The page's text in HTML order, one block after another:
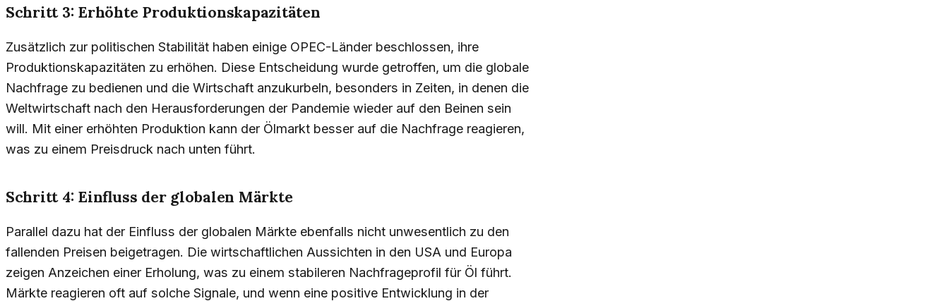
Schritt 3: Erhöhte Produktionskapazitäten
Zusätzlich zur politischen Stabilität haben einige OPEC-Länder beschlossen, ihre
Produktionskapazitäten zu erhöhen. Diese Entscheidung wurde getroffen, um die globale
Nachfrage zu bedienen und die Wirtschaft anzukurbeln, besonders in Zeiten, in denen die
Weltwirtschaft nach den Herausforderungen der Pandemie wieder auf den Beinen sein
will. Mit einer erhöhten Produktion kann der Ölmarkt besser auf die Nachfrage reagieren,
was zu einem Preisdruck nach unten führt.
Schritt 4: Einfluss der globalen Märkte
Parallel dazu hat der Einfluss der globalen Märkte ebenfalls nicht unwesentlich zu den
fallenden Preisen beigetragen. Die wirtschaftlichen Aussichten in den USA und Europa
zeigen Anzeichen einer Erholung, was zu einem stabileren Nachfrageprofil für Öl führt.
Märkte reagieren oft auf solche Signale, und wenn eine positive Entwicklung in der